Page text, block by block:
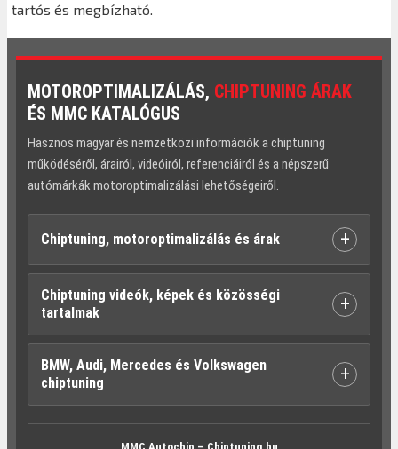
tartós és megbízható.
MOTOROPTIMALIZÁLÁS, CHIPTUNING ÁRAK
ÉS MMC KATALÓGUS
Hasznos magyar és nemzetközi információk a chiptuning
működéséről, árairól, videóiról, referenciáiról és a népszerű
autómárkák motoroptimalizálási lehetőségeiről.
Chiptuning, motoroptimalizálás és árak +
Chiptuning videók, képek és közösségi
tartalmak
+
BMW, Audi, Mercedes és Volkswagen
chiptuning
+